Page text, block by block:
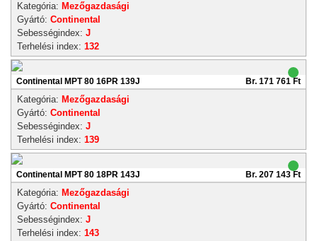
Kategória: Mezőgazdasági
Gyártó: Continental
Sebességindex: J
Terhelési index: 132
Continental MPT 80 16PR 139J Br. 171 761 Ft
Kategória: Mezőgazdasági
Gyártó: Continental
Sebességindex: J
Terhelési index: 139
Continental MPT 80 18PR 143J Br. 207 143 Ft
Kategória: Mezőgazdasági
Gyártó: Continental
Sebességindex: J
Terhelési index: 143